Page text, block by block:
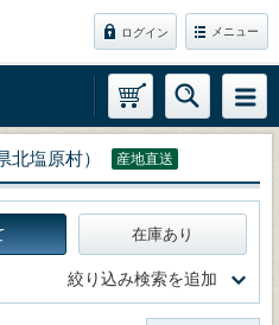
ログイン メニュー
北塩原村） 産地直送
在庫あり
絞り込み検索を追加